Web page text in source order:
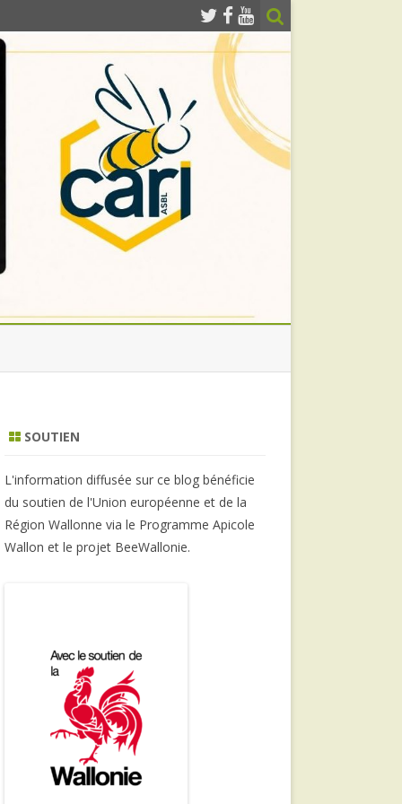
SOUTIEN
L'information diffusée sur ce blog bénéficie
du soutien de l'Union européenne et de la
Région Wallonne via le Programme Apicole
Wallon et le projet BeeWallonie.